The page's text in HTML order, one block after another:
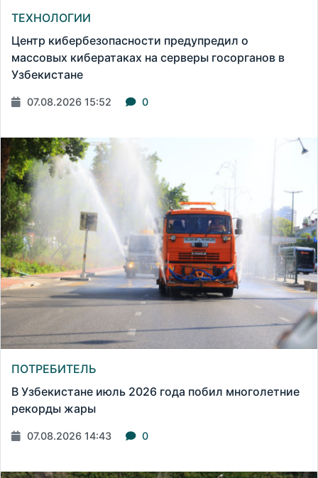
ТЕХНОЛОГИИ
Центр кибербезопасности предупредил о
массовых кибератаках на серверы госорганов в
Узбекистане
07.08.2026 15:52 0
ПОТРЕБИТЕЛЬ
В Узбекистане июль 2026 года побил многолетние
рекорды жары
07.08.2026 14:43 0